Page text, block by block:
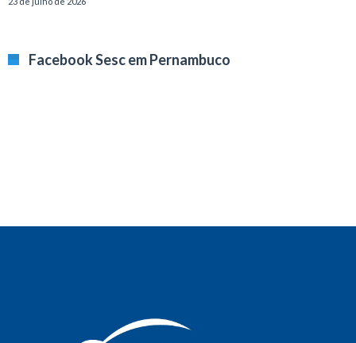
Facebook Sesc em Pernambuco